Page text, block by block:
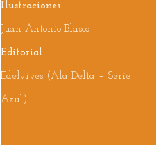
Ilustraciones
Juan Antonio Blasco
Editorial
Edelvives (Ala Delta – Serie
Azul)